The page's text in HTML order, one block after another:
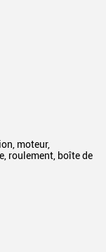
moteur,
roulement, boîte de